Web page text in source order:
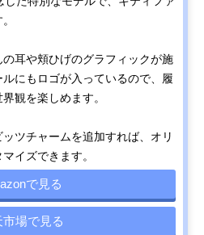
耳や頬ひげのグラフィックが施
にもロゴが入っているので、履
観を楽しめます。
ツチャームを追加すれば、オリ
イズできます。
で見る
市場で見る